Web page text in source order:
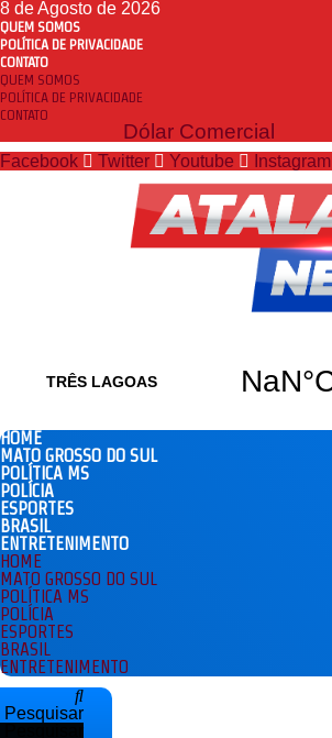
8 de Agosto de 2026
QUEM SOMOS
POLÍTICA DE PRIVACIDADE
CONTATO
QUEM SOMOS
POLÍTICA DE PRIVACIDADE
CONTATO
Dólar Comercial
Facebook Twitter Youtube Instagram
HOME
MATO GROSSO DO SUL
POLÍTICA MS
POLÍCIA
ESPORTES
BRASIL
ENTRETENIMENTO
HOME
MATO GROSSO DO SUL
POLÍTICA MS
POLÍCIA
ESPORTES
BRASIL
ENTRETENIMENTO
Pesquisar